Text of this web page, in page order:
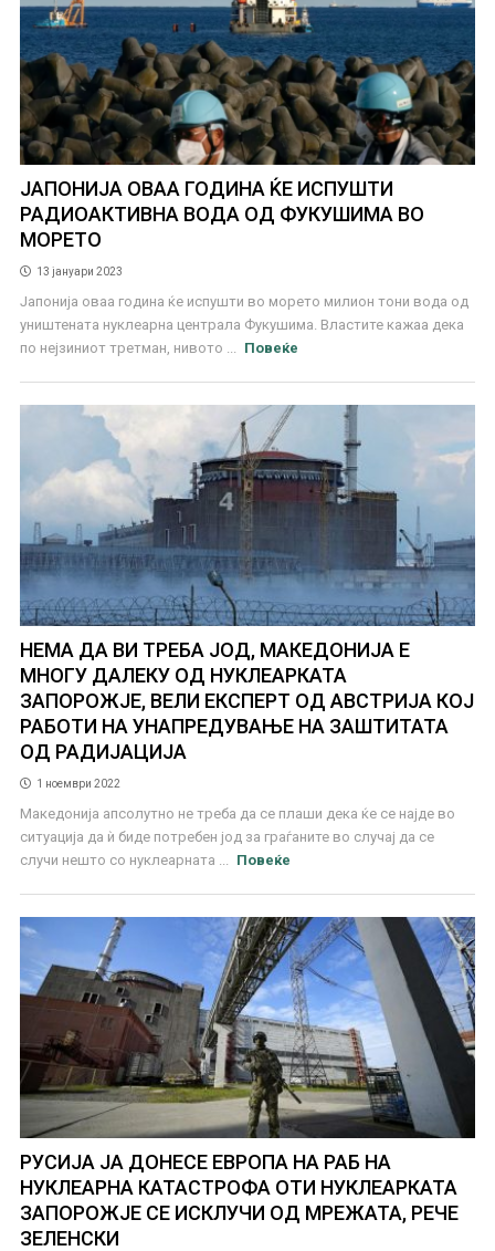
ЈАПОНИЈА ОВАА ГОДИНА ЌЕ ИСПУШТИ
РАДИОАКТИВНА ВОДА ОД ФУКУШИМА ВО
МОРЕТО
13 јануари 2023
Јапонија оваа година ќе испушти во морето милион тони вода од
уништената нуклеарна централа Фукушима. Властите кажаа дека
по нејзиниот третман, нивото ...
Повеќе
НЕМА ДА ВИ ТРЕБА ЈОД, МАКЕДОНИЈА Е
МНОГУ ДАЛЕКУ ОД НУКЛЕАРКАТА
ЗАПОРОЖЈЕ, ВЕЛИ ЕКСПЕРТ ОД АВСТРИЈА КОЈ
РАБОТИ НА УНАПРЕДУВАЊЕ НА ЗАШТИТАТА
ОД РАДИЈАЦИЈА
1 ноември 2022
Македонија апсолутно не треба да се плаши дека ќе се најде во
ситуација да ѝ биде потребен јод за граѓаните во случај да се
случи нешто со нуклеарната ...
Повеќе
РУСИЈА ЈА ДОНЕСЕ ЕВРОПА НА РАБ НА
НУКЛЕАРНА КАТАСТРОФА ОТИ НУКЛЕАРКАТА
ЗАПОРОЖЈЕ СЕ ИСКЛУЧИ ОД МРЕЖАТА, РЕЧЕ
ЗЕЛЕНСКИ